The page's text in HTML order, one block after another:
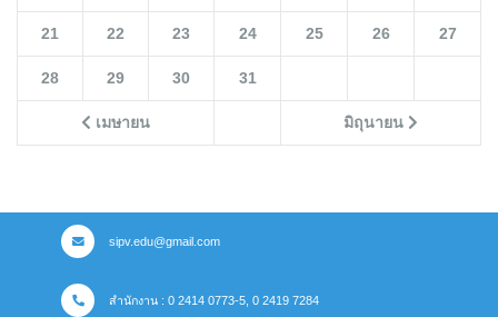
เมษายน มิถุนายน
21 22 23 24 25 26 27
28 29 30 31
sipv.edu@gmail.com
สำนักงาน : 0 2414 0773-5, 0 2419 7284